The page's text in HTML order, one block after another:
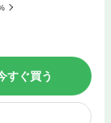
すぐ買う